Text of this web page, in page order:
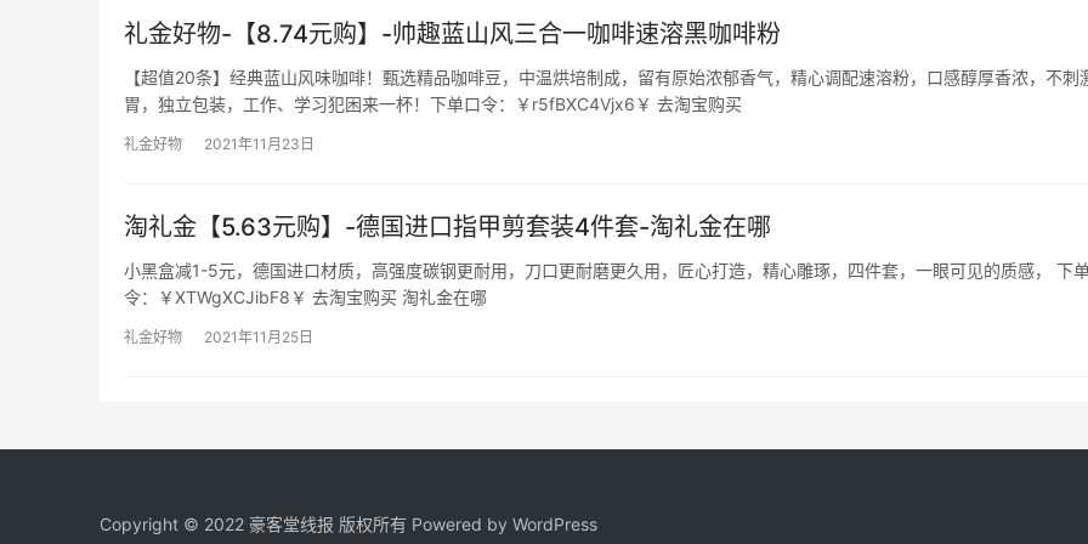
礼金好物-【8.74元购】-帅趣蓝山风三合一咖啡速溶黑咖啡粉
【超值20条】经典蓝山风味咖啡！甄选精品咖啡豆，中温烘培制成，留有原始浓郁香气，精心调配速溶粉，口感醇厚香浓，不刺
胃，独立包装，工作、学习犯困来一杯！下单口令：￥r5fBXC4Vjx6￥ 去淘宝购买
礼金好物 2021年11月23日
淘礼金【5.63元购】-德国进口指甲剪套装4件套-淘礼金在哪
小黑盒减1-5元，德国进口材质，高强度碳钢更耐用，刀口更耐磨更久用，匠心打造，精心雕琢，四件套，一眼可见的质感， 下
令：￥XTWgXCJibF8￥ 去淘宝购买 淘礼金在哪
礼金好物 2021年11月25日
Copyright © 2022 豪客堂线报 版权所有 Powered by WordPress